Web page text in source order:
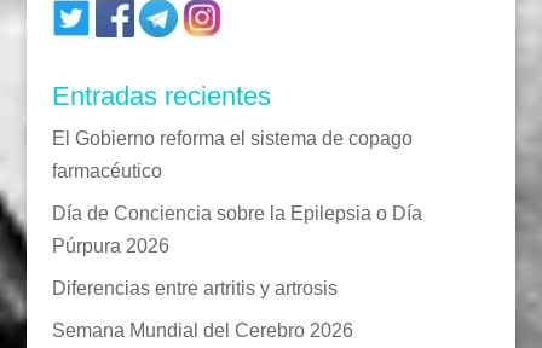
Entradas recientes
El Gobierno reforma el sistema de copago
farmacéutico
Día de Conciencia sobre la Epilepsia o Día
Púrpura 2026
Diferencias entre artritis y artrosis
Semana Mundial del Cerebro 2026